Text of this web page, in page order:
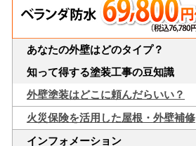
あなたの外壁はどのタイプ？
知って得する塗装工事の豆知識
外壁塗装はどこに頼んだらいい？
火災保険を活用した屋根・外壁補修
インフォメーション